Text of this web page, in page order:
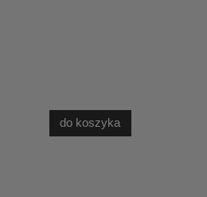
do koszyka